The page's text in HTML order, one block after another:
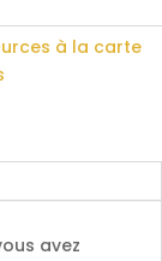
à la carte
avez